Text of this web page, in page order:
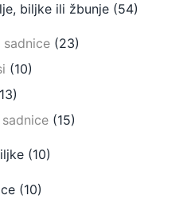
biljke ili žbunje (54)
sadnice (23)
(10)
(15)
(10)
(10)